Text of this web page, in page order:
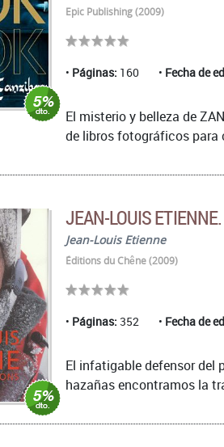
Epic Publishing (2009)
Páginas: 160 Fecha de
El misterio y belleza de
de libros fotográficos para
JEAN-LOUIS
Jean-Louis Etienne
Éditions du Chêne (2009)
Páginas: 352 Fecha de
El infatigable defensor del
hazañas encontramos la